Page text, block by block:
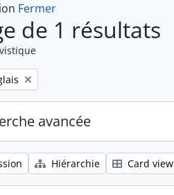
Fermer
de 1 résultats
filter:
avancée
Hiérarchie Card view